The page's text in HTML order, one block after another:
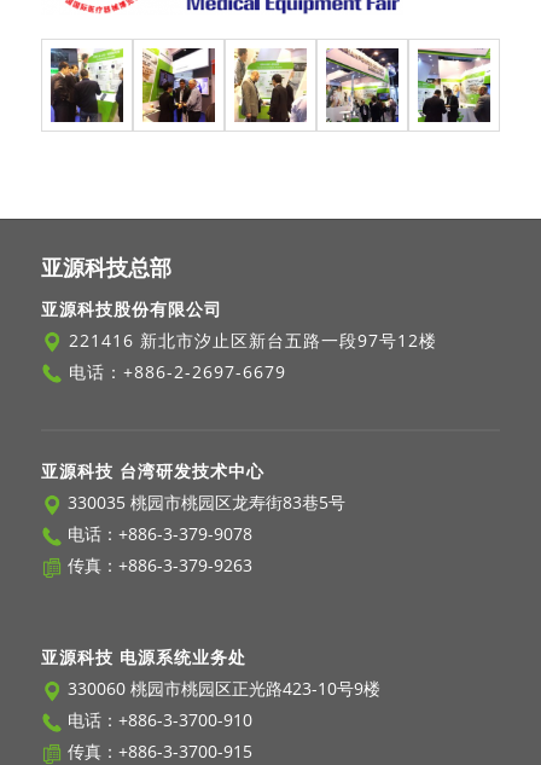
亚源科技总部
亚源科技股份有限公司
221416 新北市汐止区新台五路一段97号12楼
电话： +886-2-2697-6679
亚源科技 台湾研发技术中心
330035 桃园市桃园区龙寿街83巷5号
电话： +886-3-379-9078
传真：+886-3-379-9263
亚源科技 电源系统业务处
330060 桃园市桃园区正光路423-10号9楼
电话： +886-3-3700-910
传真：+886-3-3700-915